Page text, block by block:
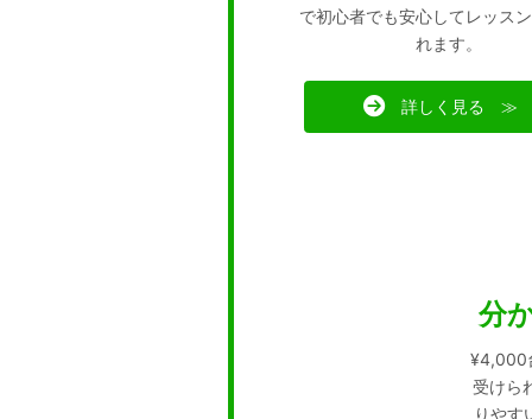
で初心者でも安心してレッス
れます。
詳しく見る ≫
分
¥4,000
受けら
りやす